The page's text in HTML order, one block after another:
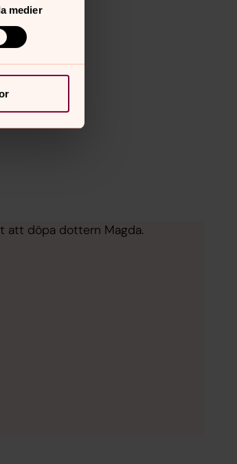
medier
att döpa dottern Magda.